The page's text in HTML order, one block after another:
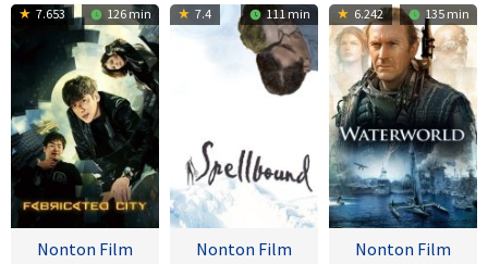
7.653 126 min
Nonton Film
7.4 111 min
Nonton Film
6.242 135 min
Nonton Film